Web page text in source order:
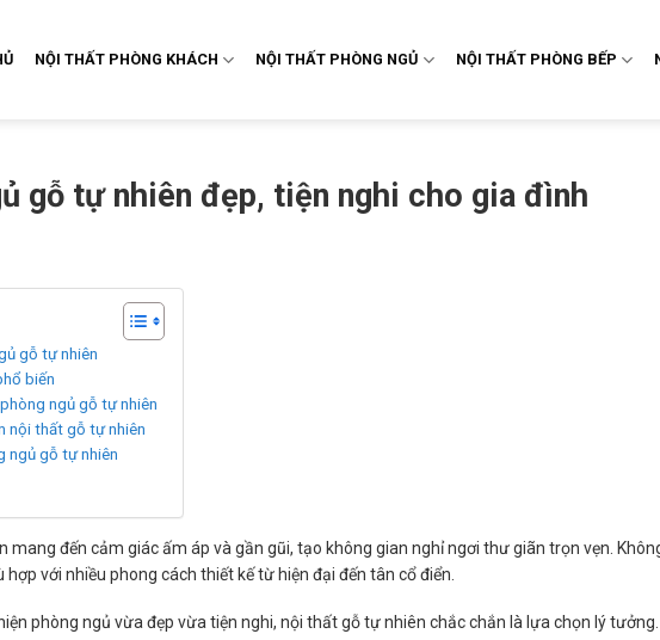
NỘI THẤT PHÒNG KHÁCH NỘI THẤT PHÒNG NGỦ NỘI THẤT PHÒNG BẾP
gỗ tự nhiên đẹp, tiện nghi cho gia đình
gỗ tự nhiên
biến
ngủ gỗ tự nhiên
nội thất gỗ tự nhiên
ngủ gỗ tự nhiên
mang đến cảm giác ấm áp và gần gũi, tạo không gian nghỉ ngơi thư giãn trọn vẹn.
với nhiều phong cách thiết kế từ hiện đại đến tân cổ điển.
phòng ngủ vừa đẹp vừa tiện nghi, nội thất gỗ tự nhiên chắc chắn là lựa chọn lý tưởng.